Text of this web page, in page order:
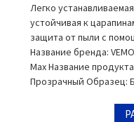
Легко
устойчивая к
защита от пыли с
Название бренда:
Max Название
Прозрачный Образец: